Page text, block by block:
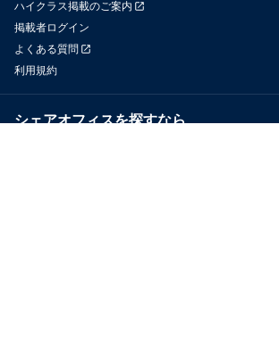
ハイクラス掲載のご案内
掲載者ログイン
よくある質問
利用規約
シェアオフィスを探すなら